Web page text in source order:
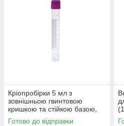
Кріопробірки 5 мл з
зовнішньою гвинтовою
кришкою та стійкою базою,
стерильні (100 шт)
Готово до відправки